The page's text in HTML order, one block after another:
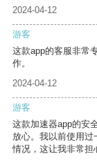
2024-04-12
游客
这款app的客服非常
作。
2024-04-12
游客
这款加速器app的安
放心。我以前使用过
情况，这让我非常担